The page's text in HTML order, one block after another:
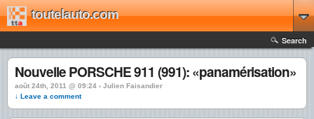
toutelauto.com
Search
Nouvelle PORSCHE 911 (991): «panamérisation»
août 24th, 2011 @ 09:24 › Julien Faisandier
↓ Leave a comment